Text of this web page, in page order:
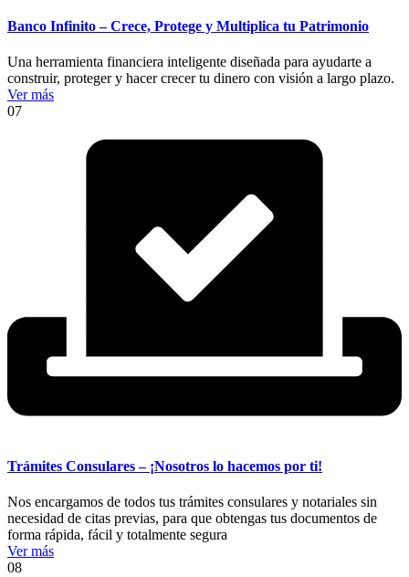
Banco Infinito – Crece, Protege y Multiplica tu Patrimonio
Una herramienta financiera inteligente diseñada para ayudarte a
construir, proteger y hacer crecer tu dinero con visión a largo plazo.
Ver más
07
Trámites Consulares – ¡Nosotros lo hacemos por ti!
Nos encargamos de todos tus trámites consulares y notariales sin
necesidad de citas previas, para que obtengas tus documentos de
forma rápida, fácil y totalmente segura
Ver más
08